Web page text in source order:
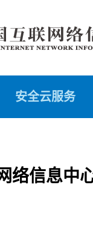
安全云服务
络信息中